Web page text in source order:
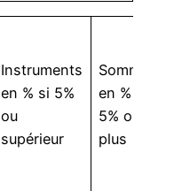
Instruments
en % si 5%
ou
supérieur
Somme
en % si
5% ou
plus